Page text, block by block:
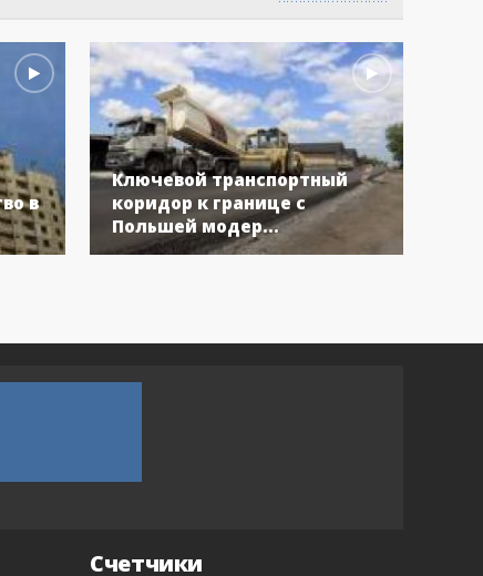
в
Ключевой транспортный
коридор к границе с
Польшей модер...
Счетчики